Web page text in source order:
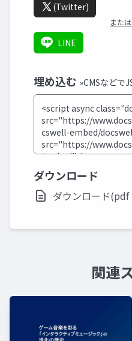
(Twitter)
また
LINE
埋め込む »CMSなどで
ダウンロード
ダウンロード(pdf
関連